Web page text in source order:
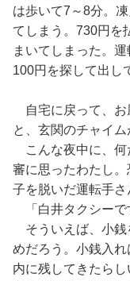
は歩いて7～8分。
てしまう。730円を
まいてしまった。
100円を探して出し
自宅に戻って、お
と、玄関のチャイム
こんな夜中に、
審に思ったわたし
子を脱いだ運転手さ
「白井タクシーで
そういえば、小銭
めだろう。小銭入
内に残してきたら